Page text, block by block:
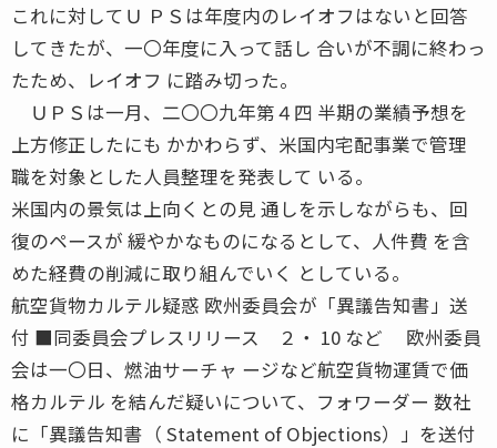
これに対してＵ ＰＳは年度内のレイオフはないと回答
してきたが、一〇年度に入って話し 合いが不調に終わっ
たため、レイオフ に踏み切った。
ＵＰＳは一月、二〇〇九年第４四 半期の業績予想を
上方修正したにも かかわらず、米国内宅配事業で管理
職を対象とした人員整理を発表して いる。
米国内の景気は上向くとの見 通しを示しながらも、回
復のペースが 緩やかなものになるとして、人件費 を含
めた経費の削減に取り組んでいく としている。
航空貨物カルテル疑惑 欧州委員会が「異議告知書」送
付 ■同委員会プレスリリース ２・ 10 など 欧州委員
会は一〇日、燃油サーチャ ージなど航空貨物運賃で価
格カルテル を結んだ疑いについて、フォワーダー 数社
に「異議告知書（ Statement of Objections）」を送付